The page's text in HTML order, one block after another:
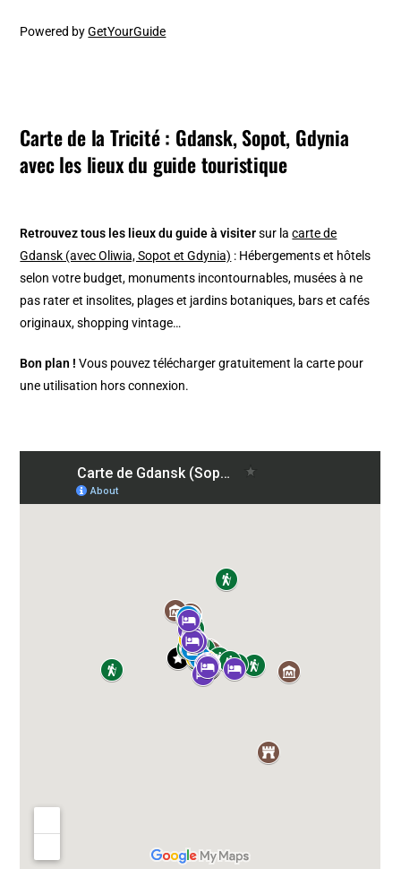
Powered byGetYourGuide
Carte de la Tricité : Gdansk, Sopot, Gdynia
avec les lieux du guide touristique
Retrouvez tous les lieux du guide à visitersur lacarte de
Gdansk (avec Oliwia, Sopot et Gdynia) : Hébergements et hôtels
selon votre budget, monuments incontournables, musées à ne
pas rater et insolites, plages et jardins botaniques, bars et cafés
originaux, shopping vintage…
Bon plan ! Vous pouvez télécharger gratuitement la carte pour
une utilisation hors connexion.